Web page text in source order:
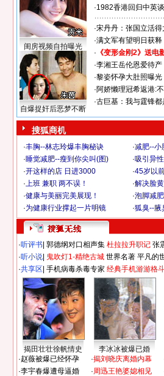
闺房视频自拍曝光
自爆捉奸后恶梦不断
·1982香港回归中英
·宋丹丹：张国立活得
·满文军有望明日获释
· 《变形金刚2》送电
·李湘王岳伦恩爱待产
·黎姿怀孕大肚照曝
·阿娇懒理冠希返港:
·古巨基：我与霆锋都
搜狐商机
·丰胸--林志玲爆丰胸秘诀 ·减肥--小
·睡觉减肥--瘦到你尖叫(图) ·吸引异
·开这样的店 日进3000 ·45岁以
·上班 兼职 两不误！ ·解决脸
·健康与美丽完美展现！ ·泡脚减
·为健康行业撑起一片明镜 ·狐臭--腋
·听评书 郭德纲对口相声集 杜拉拉升职记 张
·听小说 鬼吹灯1-精绝古城 世界名著 平凡的
·共享区 手机病毒杀毒专家 经典手机游游格
揭田壮壮徐帆情史 李冰冰被爆已婚
·赵薇被爆已经怀孕
·李宇春爆遭母逼婚
·揭刘晓庆离婚内幕
·周迅王艳婆媳相见